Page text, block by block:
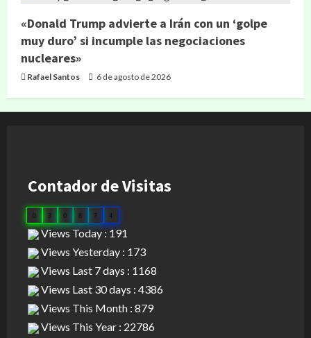
«Donald Trump advierte a Irán con un ‘golpe
muy duro’ si incumple las negociaciones
nucleares»
Rafael Santos 6 de agosto de 2026
Contador de Visitas
3 0 8 7 4
Views Today : 191
Views Yesterday : 173
Views Last 7 days : 1168
Views Last 30 days : 4386
Views This Month : 879
Views This Year : 22786